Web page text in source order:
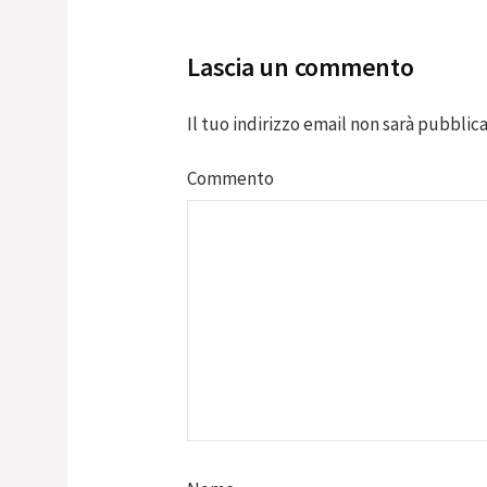
Lascia un commento
Il tuo indirizzo email non sarà
Commento